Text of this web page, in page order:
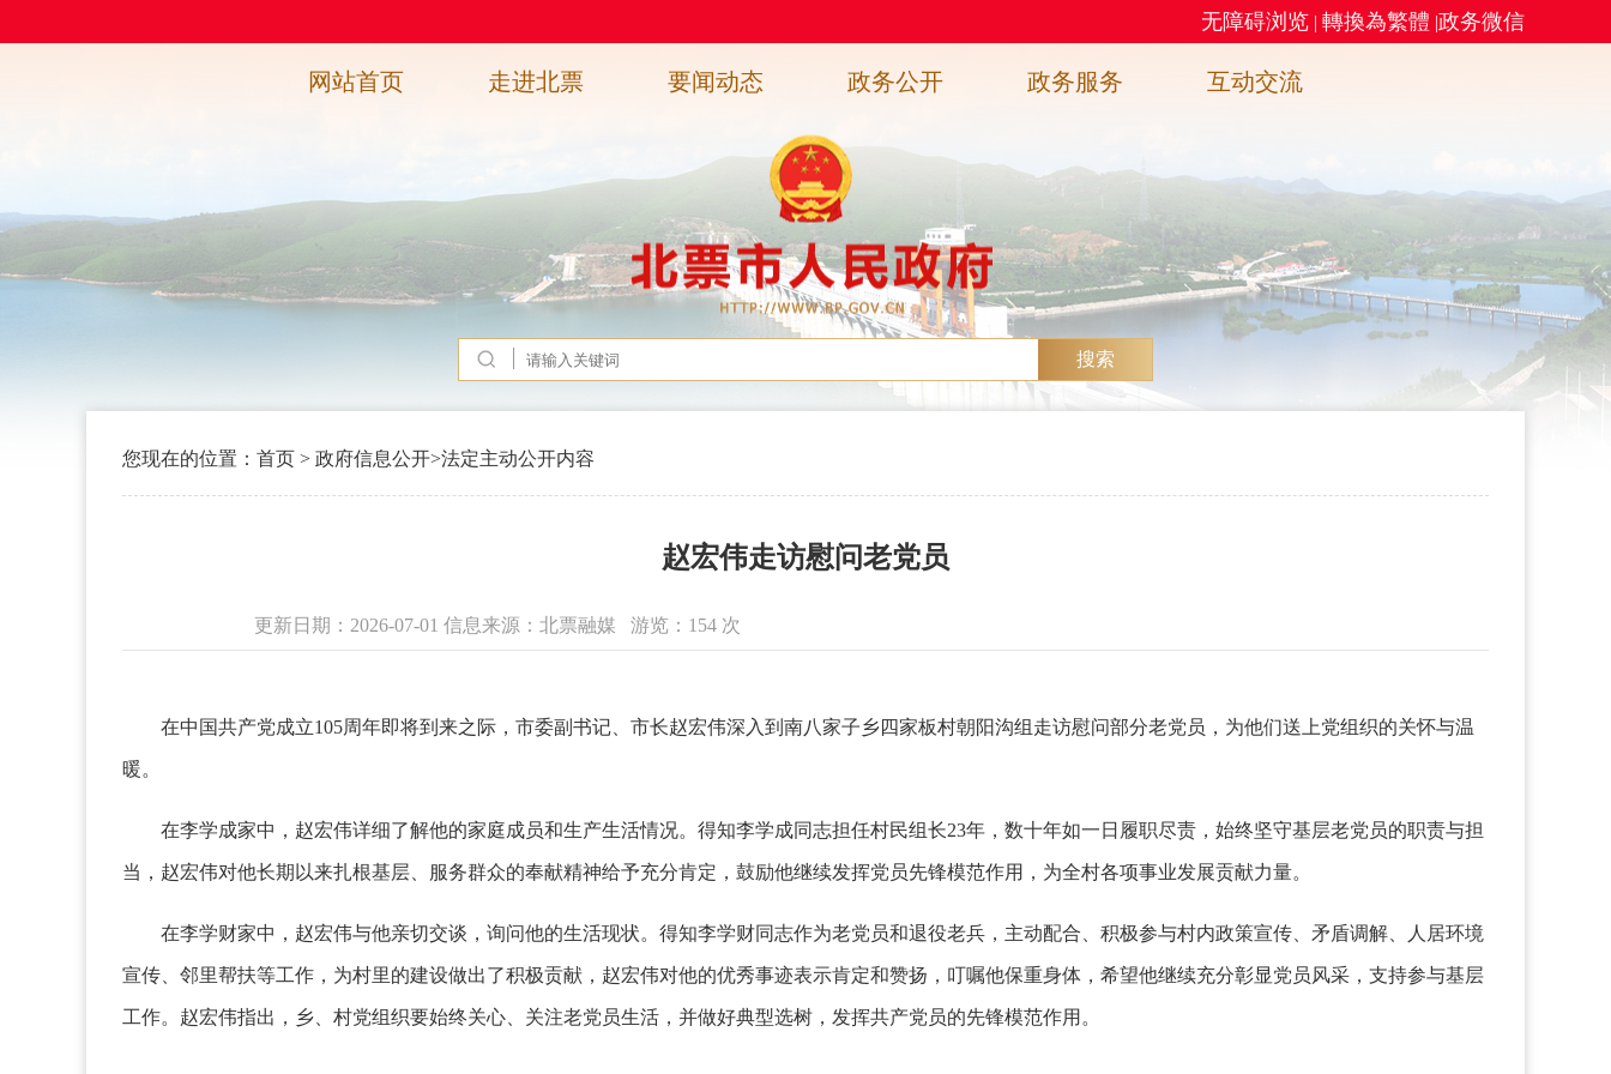
无障碍浏览 | 轉換為繁體 |政务微信
网站首页 走进北票 要闻动态 政务公开 政务服务 互动交流
搜索
您现在的位置： 首页 > 政府信息公开>法定主动公开内容
赵宏伟走访慰问老党员
更新日期：2026-07-01 信息来源：北票融媒 游览： 154 次
在中国共产党成立105周年即将到来之际，市委副书记、市长赵宏伟深入到南八家子乡四家板村朝阳沟组走访慰问部分老党员，为他们送上党组织的关怀与温
暖。
在李学成家中，赵宏伟详细了解他的家庭成员和生产生活情况。得知李学成同志担任村民组长23年，数十年如一日履职尽责，始终坚守基层老党员的职责与担
当，赵宏伟对他长期以来扎根基层、服务群众的奉献精神给予充分肯定，鼓励他继续发挥党员先锋模范作用，为全村各项事业发展贡献力量。
在李学财家中，赵宏伟与他亲切交谈，询问他的生活现状。得知李学财同志作为老党员和退役老兵，主动配合、积极参与村内政策宣传、矛盾调解、人居环境
宣传、邻里帮扶等工作，为村里的建设做出了积极贡献，赵宏伟对他的优秀事迹表示肯定和赞扬，叮嘱他保重身体，希望他继续充分彰显党员风采，支持参与基层
工作。赵宏伟指出，乡、村党组织要始终关心、关注老党员生活，并做好典型选树，发挥共产党员的先锋模范作用。